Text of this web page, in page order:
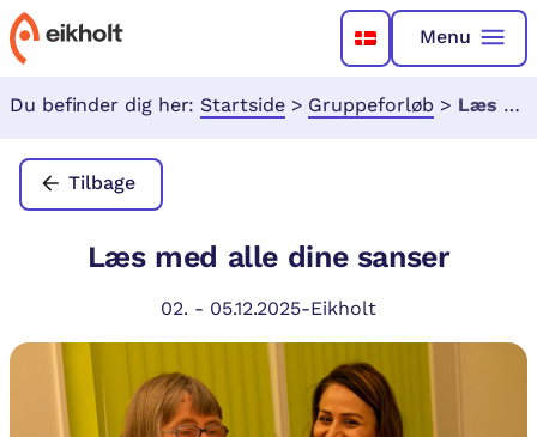
Menu
Du befinder dig her: Startside > Gruppeforløb > Læs med alle dine sanser
Tilbage
Læs med alle dine sanser
02. - 05.12.2025-Eikholt